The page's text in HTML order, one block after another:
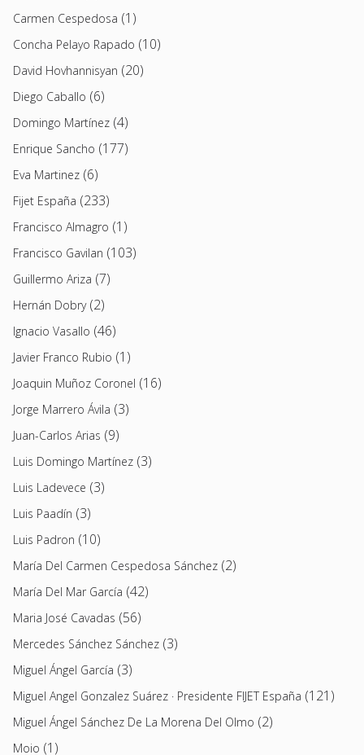
Carmen Cespedosa (1)
Concha Pelayo Rapado (10)
David Hovhannisyan (20)
Diego Caballo (6)
Domingo Martínez (4)
Enrique Sancho (177)
Eva Martinez (6)
Fijet España (233)
Francisco Almagro (1)
Francisco Gavilan (103)
Guillermo Ariza (7)
Hernán Dobry(2)
Ignacio Vasallo (46)
Javier Franco Rubio (1)
Joaquin Muñoz Coronel (16)
Jorge Marrero Ávila (3)
Juan-Carlos Arias (9)
Luis Domingo Martínez (3)
Luis Ladevece (3)
Luis Paadín (3)
Luis Padron (10)
María Del Carmen Cespedosa Sánchez (2)
María Del Mar García (42)
Maria José Cavadas (56)
Mercedes Sánchez Sánchez (3)
Miguel Ángel García (3)
Miguel Angel Gonzalez Suárez · Presidente FIJET España (121)
Miguel Ángel Sánchez De La Morena Del Olmo (2)
Moio (1)